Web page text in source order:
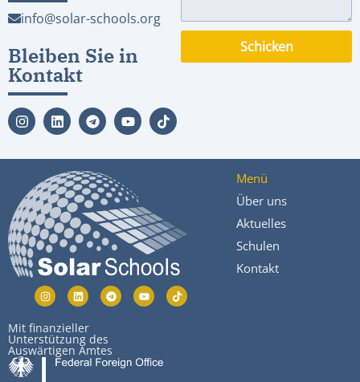
info@solar-schools.org
Bleiben Sie in
Kontakt
Schicken
Menü
Über uns
Aktuelles
Schulen
Kontakt
Mit finanzieller
Unterstützung des
Auswärtigen Amtes